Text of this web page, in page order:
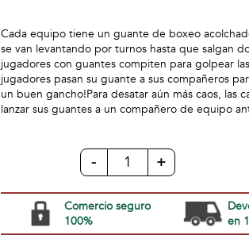
Cada equipo tiene un guante de boxeo
se van levantando por turnos hasta que salgan
jugadores con guantes compiten para golpear
jugadores pasan su guante a sus compañeros
un buen gancho!Para desatar aún más caos, las
lanzar sus guantes a un compañero de equipo
- +
Comercio seguro
100%
en